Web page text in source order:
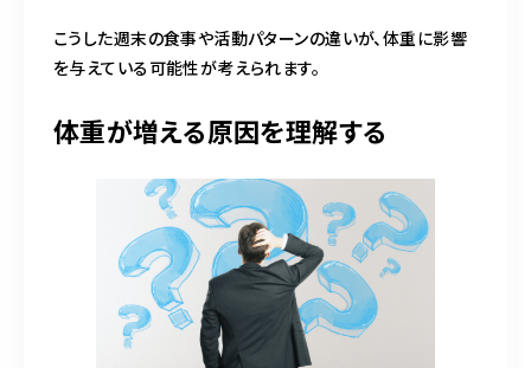
こうした週末の食事や活動パターンの違いが、体重に影響
を与えている可能性が考えられます。
体重が増える原因を理解する